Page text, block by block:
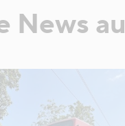
News